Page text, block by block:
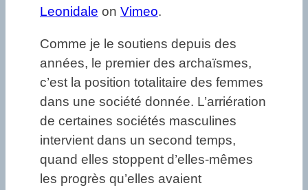
Leonidale on Vimeo.
Comme je le soutiens depuis des
années, le premier des archaïsmes,
c’est la position totalitaire des femmes
dans une société donnée. L’arriération
de certaines sociétés masculines
intervient dans un second temps,
quand elles stoppent d’elles-mêmes
les progrès qu’elles avaient